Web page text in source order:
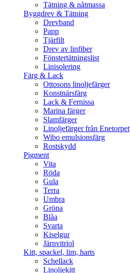
Tätning & nåtmassa
Byggdrev & Tätning
Drevband
Papp
Tjärfilt
Drev av linfiber
Fönstertätningslist
Linisolering
Färg & Lack
Ottosons linoljefärger
Konstnärsfärg
Lack & Fernissa
Marina färger
Slamfärger
Linoljefärger från Enetorpet
Wibo emulsionsfärg
Rostskydd
Pigment
Vita
Röda
Gula
Terra
Umbra
Gröna
Blåa
Svarta
Kiselgur
Järnvitriol
Kitt, spackel, lim, harts
Schellack
Linoljekitt